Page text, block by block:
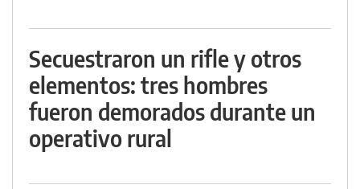
Secuestraron un rifle y otros
elementos: tres hombres
fueron demorados durante un
operativo rural